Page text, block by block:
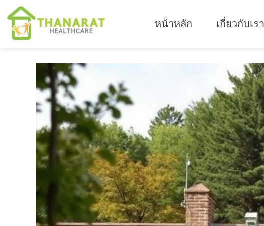
หน้าหลัก เกี่ยวกับเรา